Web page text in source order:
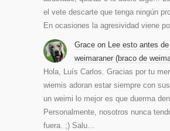
el vete descarte que tenga ningún
En ocasiones la agresividad viene
Grace on Lee esto antes
weimaraner (braco de
Hola, Luís Carlos. Gracias por tu
wiemis adoran estar siempre con
un weimi lo mejor es que duerma
Personalmente, nosotros nunca
fuera. ;) Salu…